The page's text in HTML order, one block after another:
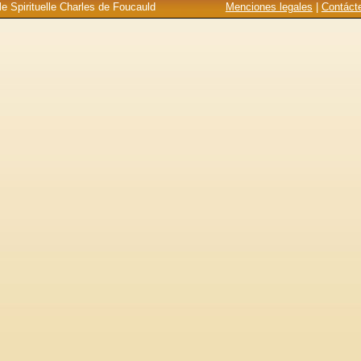
Menciones legales
Spirituelle Charles de Foucauld